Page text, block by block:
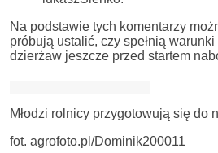
Na podstawie tych komentarzy
próbują ustalić, czy spełnią
dzierżaw jeszcze przed startem
Młodzi rolnicy przygotowują się do
fot. agrofoto.pl/Dominik200011